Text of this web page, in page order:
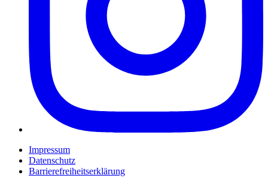
Impressum
Datenschutz
Barrierefreiheitserklärung